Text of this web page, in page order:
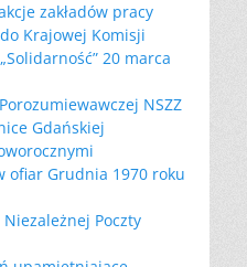
zakładów pracy
Krajowej Komisji
20 marca
NSZZ
Gdańskiej
ofiar Grudnia 1970 roku
Poczty